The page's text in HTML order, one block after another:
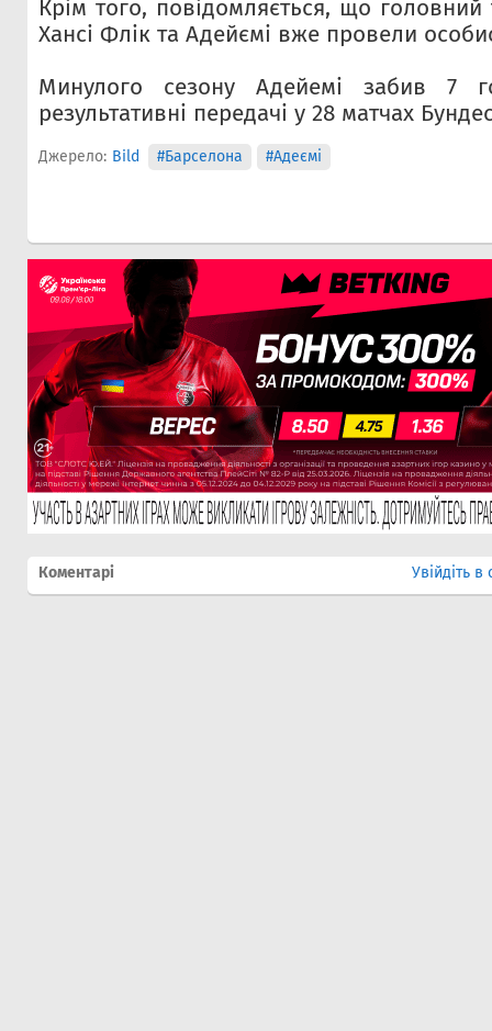
Крім того, повідомляється, що головний
Хансі Флік та Адейємі вже провели
Минулого сезону Адейемі забив 7
результативні передачі у 28 матчах
Джерело: Bild #Барселона #Адеємі
Коментарі Увійдіть в